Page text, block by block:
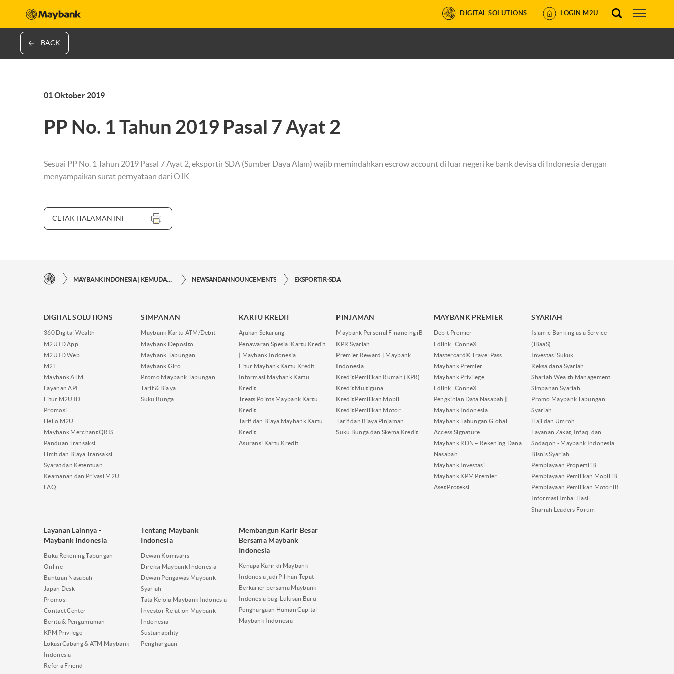
DIGITAL SOLUTIONS LOGIN M2U
BACK
01 Oktober 2019
PP No. 1 Tahun 2019 Pasal 7 Ayat 2
Sesuai PP No. 1 Tahun 2019 Pasal 7 Ayat 2, eksportir SDA (Sumber Daya Alam) wajib memindahkan escrow account di luar negeri ke bank devisa di Indonesia dengan
menyampaikan surat pernyataan dari OJK
CETAK HALAMAN INI
NEWSANDANNOUNCEMENTS EKSPORTIR-SDA
DIGITAL SOLUTIONS
360 Digital Wealth
M2U ID App
M2U ID Web
M2E
Maybank ATM
Layanan API
Fitur M2U ID
Promosi
Hello M2U
Maybank Merchant QRIS
Panduan Transaksi
Limit dan Biaya Transaksi
Syarat dan Ketentuan
Keamanan dan Privasi M2U
FAQ
SIMPANAN
Maybank Kartu ATM/Debit
Maybank Deposito
Maybank Tabungan
Maybank Giro
Promo Maybank Tabungan
Tarif & Biaya
Suku Bunga
KARTU KREDIT
Ajukan Sekarang
Penawaran Spesial Kartu Kredit
| Maybank Indonesia
Fitur Maybank Kartu Kredit
Informasi Maybank Kartu
Kredit
Treats Points Maybank Kartu
Kredit
Tarif dan Biaya Maybank Kartu
Kredit
Asuransi Kartu Kredit
PINJAMAN
Maybank Personal Financing iB
KPR Syariah
Premier Reward | Maybank
Indonesia
Kredit Pemilikan Rumah (KPR)
Kredit Multiguna
Kredit Pemilikan Mobil
Kredit Pemilikan Motor
Tarif dan Biaya Pinjaman
Suku Bunga dan Skema Kredit
MAYBANK PREMIER
Debit Premier
Edlink+ConneX
Mastercard® Travel Pass
Maybank Premier
Maybank Privilege
Edlink+ConneX
Pengkinian Data Nasabah |
Maybank Indonesia
Maybank Tabungan Global
Access Signature
Maybank RDN – Rekening Dana
Nasabah
Maybank Investasi
Maybank KPM Premier
Aset Proteksi
SYARIAH
Islamic Banking as a Service
(iBaaS)
Investasi Sukuk
Reksa dana Syariah
Shariah Wealth Management
Simpanan Syariah
Promo Maybank Tabungan
Syariah
Haji dan Umroh
Layanan Zakat, Infaq, dan
Sodaqoh - Maybank Indonesia
Bisnis Syariah
Pembiayaan Properti iB
Pembiayaan Pemilikan Mobil iB
Pembiayaan Pemilikan Motor iB
Informasi Imbal Hasil
Shariah Leaders Forum
Layanan Lainnya -
Maybank Indonesia
Buka Rekening Tabungan
Online
Bantuan Nasabah
Japan Desk
Promosi
Contact Center
Berita & Pengumuman
KPM Privilege
Lokasi Cabang & ATM Maybank
Indonesia
Refer a Friend
Tentang Maybank
Indonesia
Dewan Komisaris
Direksi Maybank Indonesia
Dewan Pengawas Maybank
Syariah
Tata Kelola Maybank Indonesia
Investor Relation Maybank
Indonesia
Sustainability
Penghargaan
Membangun Karir Besar
Bersama Maybank
Indonesia
Kenapa Karir di Maybank
Indonesia jadi Pilihan Tepat
Berkarier bersama Maybank
Indonesia bagi Lulusan Baru
Penghargaan Human Capital
Maybank Indonesia